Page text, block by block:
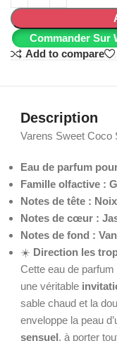
Commander Sur
Add to compare
Description
Varens Sweet Coco
Eau de parfum
Famille olfactive :
Notes de tête :
Notes de cœur :
Notes de fond :
☀️ Direction les
Cette eau de
une véritable
sable chaud et la
enveloppe la peau
sensuel, à porter